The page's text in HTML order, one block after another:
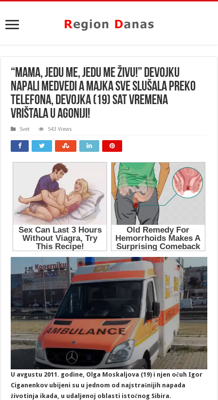
“MAMA, JEDU ME, JEDU ME ŽIVU!” Devojku
napali medvedi a majka sve SLUŠALA PREKO
TELEFONA, devojka (19) sat vremena
vrištala u agoniji!
Svet 543 Views
U avgustu 2011. godine, Olga Moskaljova (19) i njen očuh Igor
Ciganenkov ubijeni su u jednom od najstrašnijih napada
životinja ikada, u udaljenoj oblasti istočnog Sibira.